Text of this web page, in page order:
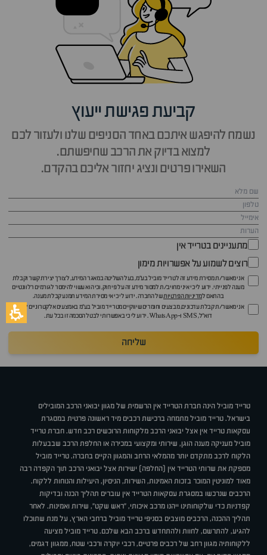
קביעת פגישת ייעוץ
נשמח להיפגש איתכם באחד הסניפים שלנו ולעזור לכם
למצוא בדיוק את הרכב שחיפשתם.
השאירו פרטים ונציג יחזור אליכם בהקדם.
מתעניינים בטרייד אין
רוצים לשמוע על אפשרויות מימון
אני מאשר/ת מסירת מידע זה לטרייד מוביל בע"מ, בעל השליטה במאגר המידע, לצורך יצירת קשר וקבלת
מענה לפנייתי. ידוע לי כי איני מחויב/ת למסור מידע זה על פי חוק, וכי הוא עשוי להימסר לגורמים רלוונטיים
בהתאם למדיניות הפרטיותשל החברה. ידוע לי כי אי מסירת המידע תמנע קבלת מענה.
אני מאשר/ת קבלת עדכונים, מבצעים וחומרים שיווקיים מטרייד מוביל בע"מ באמצעים אלקטרוניים לרבות
דוא״ל, SMS ו-WhatsApp. ידוע לי כי באפשרותי לבטל הסכמה זו בכל עת.
שליחה
טרייד מוביל הינה חברת הטרייד אין הרשמית של מגוון יבואני הרכב המובילים
בישראל. טרייד מוביל מתמחה ברכישת רכבים מיד ראשונה פרטית במסגרת
עסקאות טרייד אין אצל יבואני הרכב מלקוחות הרוכשים רכב חדש. חברת טרייד
מוביל מעניקה מענה הוגן, שירותי ומקצועי במכירה או החלפת הרכב שבבעלות
הלקוח לרכב מתקדם יותר מהמלאי הרחב והמגוון הקיים בחברה. טרייד מוביל
מספקת את שרותי הטרייד אין (החלפה) ישירות אצל יבואני הרכב תוך הקפדה רבה
מאוד למוניטין המוכר בזכות האמינות, השירות, הניסיון, היעילות והנוחות ללקוח.
הרכבים שנרכשו במסגרת עסקאות הטרייד אין עוברים תהליך הכנה ובדיקות
קפדניות כדי שלקוחותינו ייהנו מרכב איכותי, "ראש שקט", שירות ואמינות. לאחר
תהליך ההכנה, הרכבים מוצבים בסניפי טרייד מוביל ברחבי הארץ, על מנת שתוכלו
להגיע, להתרשם, לחוות ולהתחדש ברכב הבא שלכם. טרייד מוביל מציעה
ללקוחותיה מגוון רחב של רכבים פרטיים, רכבי יוקרה ורכבי שטח, ממגוון דגמים,